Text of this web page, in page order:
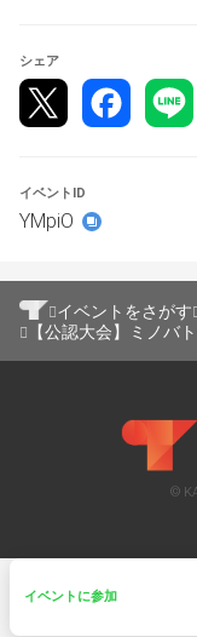
・大会ルールの確認
・tonamelでのデッ
キレシピを公開しま
※必須の参加条件を
出来ますが商品を
〈大会ルール〉
・ルームフォーマッ
・大会形式:シング
・対戦形式:全試合
属するサイキック
・個人配信等は自
・先攻後攻選択：ラ
シェア
イベントID
YMpiO
イベントをさがす
【公認大会】ミノバ
©
イベントに参加